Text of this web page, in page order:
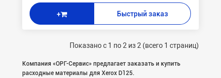
+ Быстрый заказ
Показано с 1 по 2 из 2 (всего 1 страниц)
Компания «ОРГ-Cервис» предлагает заказать и купить
расходные материалы для Xerox D125.